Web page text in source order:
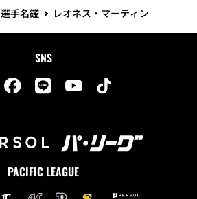
選手名鑑 レオネス・マーティン
SNS
PACIFIC LEAGUE